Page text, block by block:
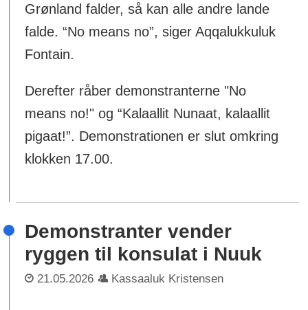
Grønland falder, så kan alle andre lande
falde. “No means no”, siger Aqqalukkuluk
Fontain.
Derefter råber demonstranterne "No
means no!" og “Kalaallit Nunaat, kalaallit
pigaat!”. Demonstrationen er slut omkring
klokken 17.00.
Demonstranter vender
ryggen til konsulat i Nuuk
21.05.2026 Kassaaluk Kristensen